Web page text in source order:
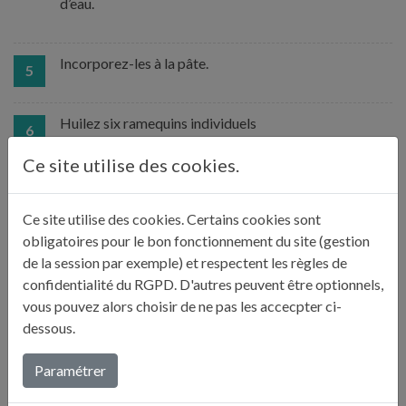
5 Incorporez-les à la pâte.
6 Huilez six ramequins individuels
7
moules, puis enfournez pendant 20 min.
8
Servez les muffins tièdes ou froids, avec du beurre, du
fromage ou de la crème anglaise.
Ce site utilise des cookies.
Ce site utilise des cookies. Certains cookies sont
obligatoires pour le bon fonctionnement du site (gestion
de la session par exemple) et respectent les règles de
confidentialité du RGPD. D'autres peuvent être optionnels,
vous pouvez alors choisir de ne pas les accecpter ci-
dessous.
Paramétrer